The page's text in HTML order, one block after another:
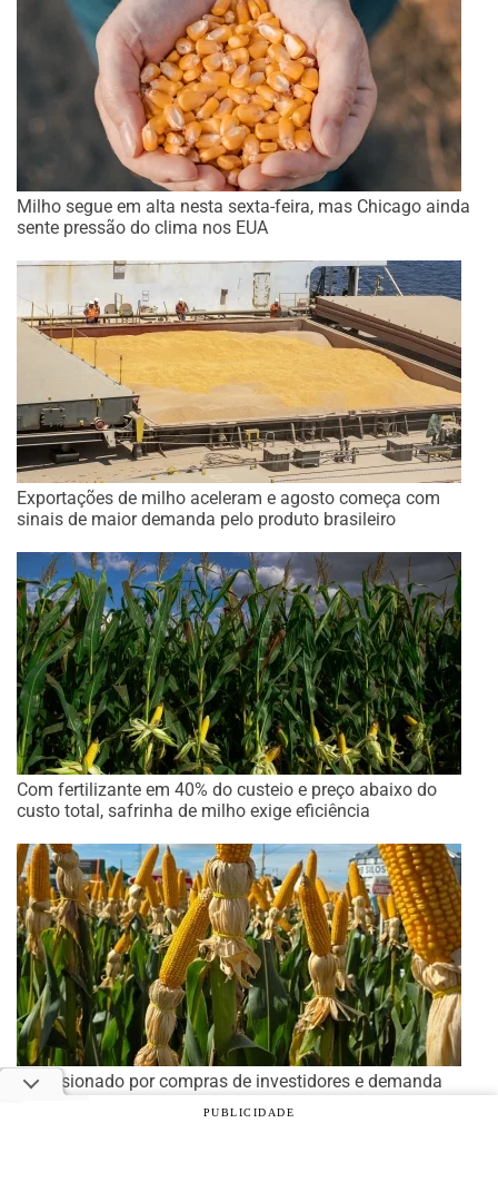
Milho segue em alta nesta sexta-feira, mas Chicago ainda
sente pressão do clima nos EUA
Exportações de milho aceleram e agosto começa com
sinais de maior demanda pelo produto brasileiro
Com fertilizante em 40% do custeio e preço abaixo do
custo total, safrinha de milho exige eficiência
Impulsionado por compras de investidores e demanda
internacional, milho abre a sexta-feira subindo em Chicago
PUBLICIDADE